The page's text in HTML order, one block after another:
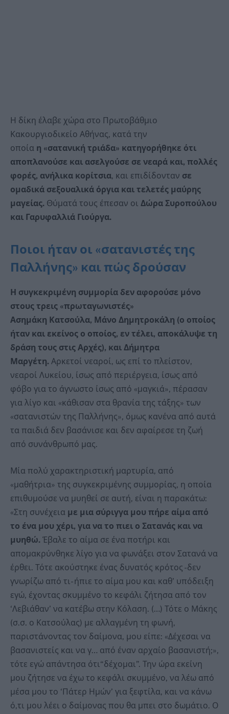
Η δίκη έλαβε χώρα στο Πρωτοβάθμιο
Κακουργιοδικείο Αθήνας, κατά την
οποία η «σατανική τριάδα» κατηγορήθηκε ότι
αποπλανούσε και ασελγούσε σε νεαρά και, πολλές
φορές, ανήλικα κορίτσια, και επιδίδονταν σε
ομαδικά σεξουαλικά όργια και τελετές μαύρης
μαγείας. Θύματά τους έπεσαν οι Δώρα Συροπούλου
και Γαρυφαλλιά Γιούργα.
Ποιοι ήταν οι «σατανιστές της
Παλλήνης» και πώς δρούσαν
Η συγκεκριμένη συμμορία δεν αφορούσε μόνο
στους τρεις «πρωταγωνιστές»
Ασημάκη Κατσούλα, Μάνο Δημητροκάλη (ο οποίος
ήταν και εκείνος ο οποίος, εν τέλει, αποκάλυψε τη
δράση τους στις Αρχές), και Δήμητρα
Μαργέτη. Αρκετοί νεαροί, ως επί το πλείστον,
νεαροί Λυκείου, ίσως από περιέργεια, ίσως από
φόβο για το άγνωστο ίσως από «μαγκιά», πέρασαν
για λίγο και «κάθισαν στα θρανία της τάξης» των
«σατανιστών της Παλλήνης», όμως κανένα από αυτά
τα παιδιά δεν βασάνισε και δεν αφαίρεσε τη ζωή
από συνάνθρωπό μας.
Μία πολύ χαρακτηριστική μαρτυρία, από
«μαθήτρια» της συγκεκριμένης συμμορίας, η οποία
επιθυμούσε να μυηθεί σε αυτή, είναι η παρακάτω:
«Στη συνέχεια με μια σύριγγα μου πήρε αίμα από
το ένα μου χέρι, για να το πιει ο Σατανάς και να
μυηθώ. Έβαλε το αίμα σε ένα ποτήρι και
απομακρύνθηκε λίγο για να φωνάξει στον Σατανά να
έρθει. Τότε ακούστηκε ένας δυνατός κρότος -δεν
γνωρίζω από τι- ήπιε το αίμα μου και καθ’ υπόδειξη
εγώ, έχοντας σκυμμένο το κεφάλι ζήτησα από τον
‘Λεβιάθαν’ να κατέβω στην Κόλαση. (…) Τότε ο Μάκης
(σ.σ. ο Κατσούλας) με αλλαγμένη τη φωνή,
παριστάνοντας τον δαίμονα, μου είπε: «Δέχεσαι να
βασανιστείς και να γ… από έναν αρχαίο βασανιστή;»,
τότε εγώ απάντησα ότι“δέχομαι”. Την ώρα εκείνη
μου ζήτησε να έχω το κεφάλι σκυμμένο, να λέω από
μέσα μου το ‘Πάτερ Ημών’ για ξεφτίλα, και να κάνω
ό,τι μου λέει ο δαίμονας που θα μπει στο δωμάτιο. Ο